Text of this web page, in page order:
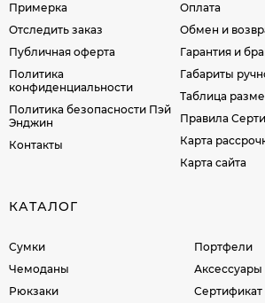
Примерка
Отследить заказ
Публичная оферта
Политика
конфиденциальности
Политика безопасности Пэй
Энджин
Контакты
Оплата
Обмен и
Гарантия и
Габариты
Таблица
Правила
Карта
Карта сайта
КАТАЛОГ
Сумки
Чемоданы
Рюкзаки
Портфели
Аксессуары
Сертификат